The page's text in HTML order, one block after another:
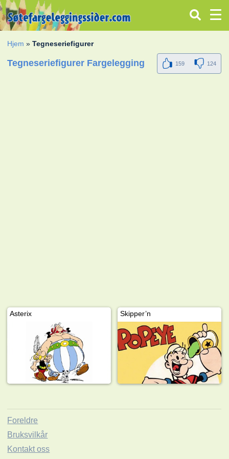
Hjem »Tegneseriefigurer
Tegneseriefigurer Fargelegging 159 124
Asterix Skipper’n
Foreldre
Bruksvilkår
Kontakt oss